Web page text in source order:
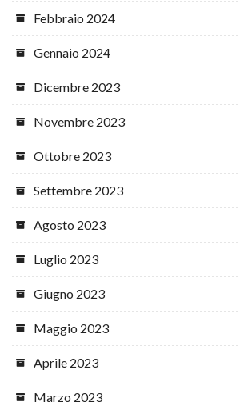
Febbraio 2024
Gennaio 2024
Dicembre 2023
Novembre 2023
Ottobre 2023
Settembre 2023
Agosto 2023
Luglio 2023
Giugno 2023
Maggio 2023
Aprile 2023
Marzo 2023